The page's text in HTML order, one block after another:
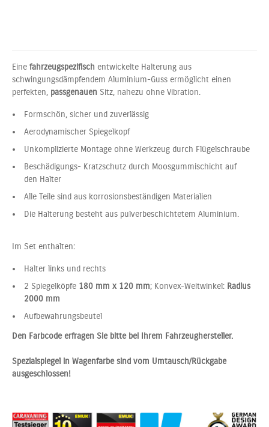
Eine fahrzeugspezifisch entwickelte Halterung aus
schwingungsdämpfendem Aluminium-Guss ermöglicht einen
perfekten, passgenauen Sitz, nahezu ohne Vibration.
Formschön, sicher und zuverlässig
Aerodynamischer Spiegelkopf
Unkomplizierte Montage ohne Werkzeug durch Flügelschraube
Beschädigungs- Kratzschutz durch Moosgummischicht auf
den Halter
Alle Teile sind aus korrosionsbeständigen Materialien
Die Halterung besteht aus pulverbeschichtetem Aluminium.
Im Set enthalten:
Halter links und rechts
2 Spiegelköpfe 180 mm x 120 mm; Konvex-Weitwinkel: Radius
2000 mm
Aufbewahrungsbeutel
Den Farbcode erfragen Sie bitte bei Ihrem Fahrzeughersteller.
Spezialspiegel in Wagenfarbe sind vom Umtausch/Rückgabe
ausgeschlossen!